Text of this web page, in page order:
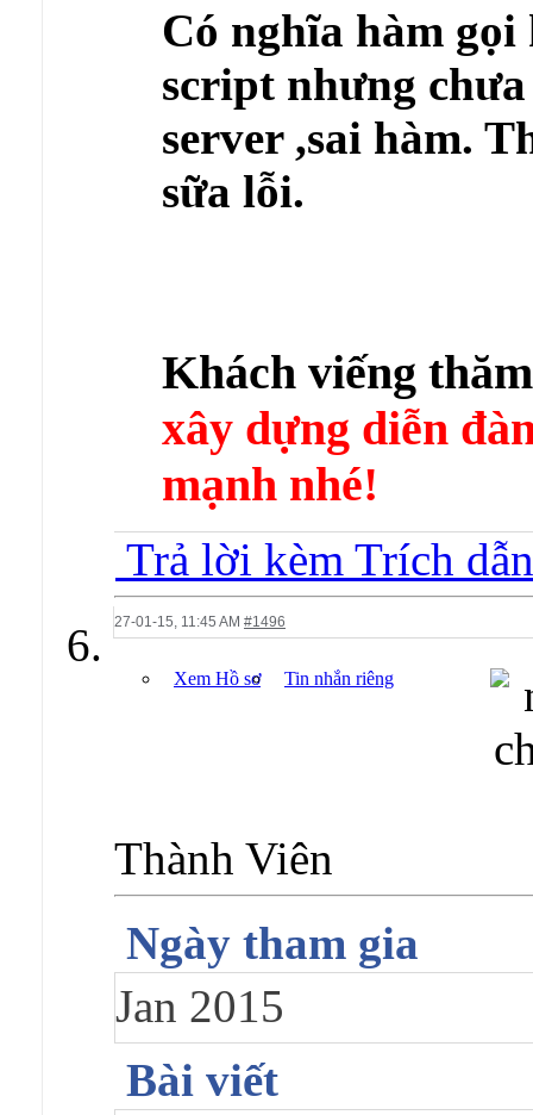
Có nghĩa hàm
script nhưng
server ,sai hàm.
sữa lỗi.
Khách viếng
xây dựng diễn
mạnh nhé!
Trả lời kèm Trích dẫn
27-01-15, 11:45 AM #1496
Xem Hồ sơ Tin nhắn riêng
Thành Viên
Ngày tham gia
Jan 2015
Bài viết